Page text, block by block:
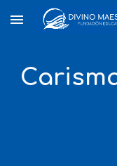
Skip to main content